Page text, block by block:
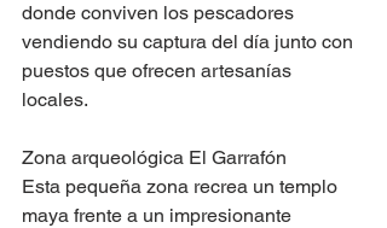
donde conviven los pescadores
vendiendo su captura del día junto con
puestos que ofrecen artesanías
locales.
Zona arqueológica El Garrafón
Esta pequeña zona recrea un templo
maya frente a un impresionante